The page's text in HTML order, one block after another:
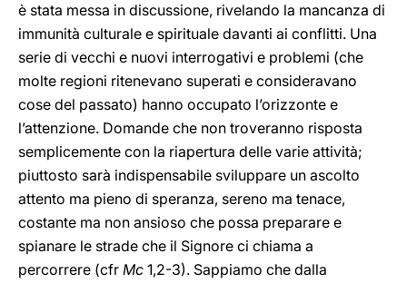
è stata messa in discussione, rivelando la mancanza di
immunità culturale e spirituale davanti ai conflitti. Una
serie di vecchi e nuovi interrogativi e problemi (che
molte regioni ritenevano superati e consideravano
cose del passato) hanno occupato l’orizzonte e
l’attenzione. Domande che non troveranno risposta
semplicemente con la riapertura delle varie attività;
piuttosto sarà indispensabile sviluppare un ascolto
attento ma pieno di speranza, sereno ma tenace,
costante ma non ansioso che possa preparare e
spianare le strade che il Signore ci chiama a
percorrere (cfr Mc 1,2-3). Sappiamo che dalla